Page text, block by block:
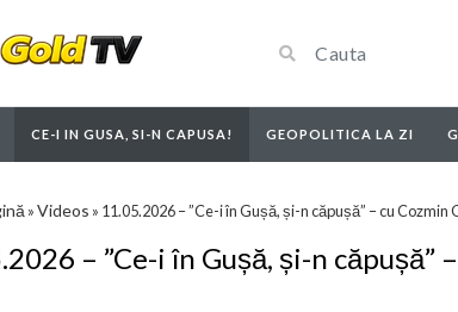
CE-I IN GUSA, SI-N CAPUSA! GEOPOLITICA LA ZI
»Videos » 11.05.2026 – ”Ce-i în Gușă, și-n căpușă” – cu Cozmin
– ”Ce-i în Gușă, și-n căpușă”